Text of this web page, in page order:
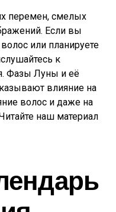
перемен, смелых
Если вы
или планируете
к
Фазы Луны и её
влияние на
волос и даже на
наш материал